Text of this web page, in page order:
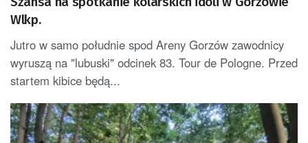
Wlkp.
Jutro w samo południe spod Areny Gorzów zawodnicy
wyruszą na "lubuski" odcinek 83. Tour de Pologne. Przed
startem kibice będą...